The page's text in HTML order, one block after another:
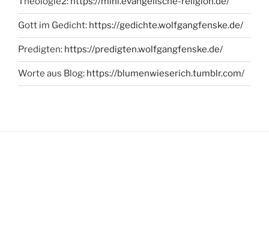
Gott im Gedicht: https://gedichte.wolfgangfenske.de/
Predigten: https://predigten.wolfgangfenske.de/
Worte aus Blog: https://blumenwieserich.tumblr.com/